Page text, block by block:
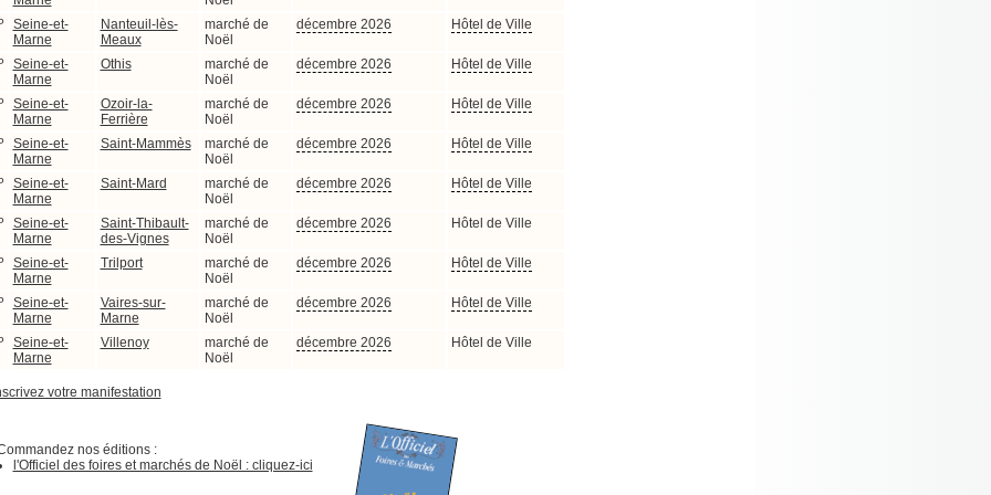
Seine-et-
Marne
Nanteuil-lès-
Meaux
marché de
Noël
décembre 2026 Hôtel de Ville
Seine-et-
Marne
Othis
marché de
Noël
décembre 2026 Hôtel de Ville
Seine-et-
Marne
Ozoir-la-
Ferrière
marché de
Noël
décembre 2026 Hôtel de Ville
Seine-et-
Marne
Saint-Mammès
marché de
Noël
décembre 2026 Hôtel de Ville
Seine-et-
Marne
Saint-Mard
marché de
Noël
décembre 2026 Hôtel de Ville
Seine-et-
Marne
Saint-Thibault-
des-Vignes
marché de
Noël
décembre 2026 Hôtel de Ville
Seine-et-
Marne
Trilport
marché de
Noël
décembre 2026 Hôtel de Ville
Seine-et-
Marne
Vaires-sur-
Marne
marché de
Noël
décembre 2026 Hôtel de Ville
Seine-et-
Marne
Villenoy
marché de
Noël
décembre 2026 Hôtel de Ville
votre manifestation
nos éditions :
l'Officiel des foires et marchés de Noël : cliquez-ici